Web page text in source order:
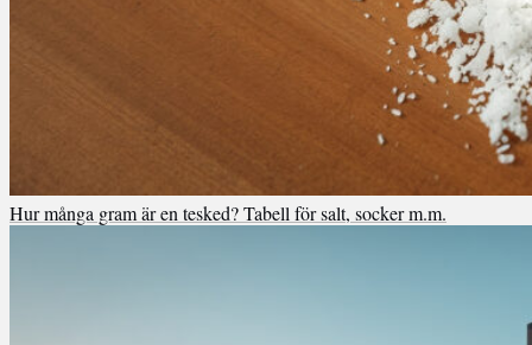
Hur många gram är en tesked? Tabell för salt, socker m.m.